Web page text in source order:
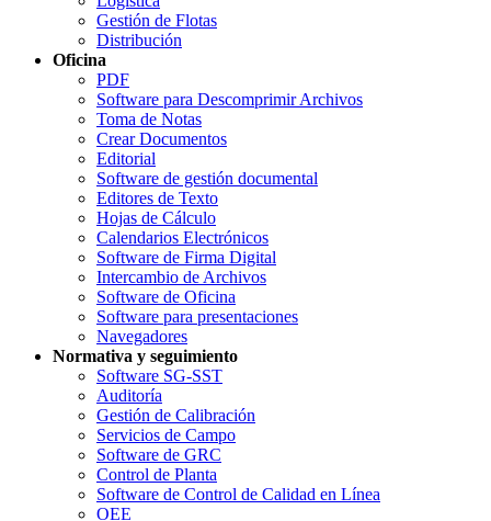
Gestión de Flotas
Distribución
Oficina
PDF
Software para Descomprimir Archivos
Toma de Notas
Crear Documentos
Editorial
Software de gestión documental
Editores de Texto
Hojas de Cálculo
Calendarios Electrónicos
Software de Firma Digital
Intercambio de Archivos
Software de Oficina
Software para presentaciones
Navegadores
Normativa y seguimiento
Software SG-SST
Auditoría
Gestión de Calibración
Servicios de Campo
Software de GRC
Control de Planta
Software de Control de Calidad en Línea
OEE